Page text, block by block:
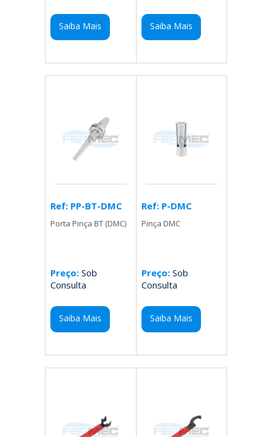
Saiba Mais Saiba Mais
Ref: PP-BT-DMC
Porta Pinça BT (DMC)
Preço: Sob
Consulta
Saiba Mais
Ref: P-DMC
Pinça DMC
Preço:Sob
Consulta
Saiba Mais